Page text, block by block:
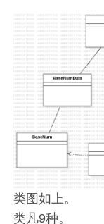
类图如上。
类凡9种。